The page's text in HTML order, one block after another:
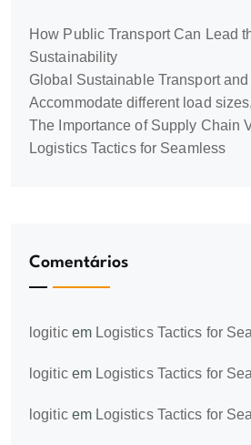
How Public Transport Can Lead
Sustainability
Global Sustainable Transport
Accommodate different load
The Importance of Supply Chain
Logistics Tactics for Seamless
Comentários
logiticem Logistics Tactics for
logiticem Logistics Tactics for
logiticem Logistics Tactics for